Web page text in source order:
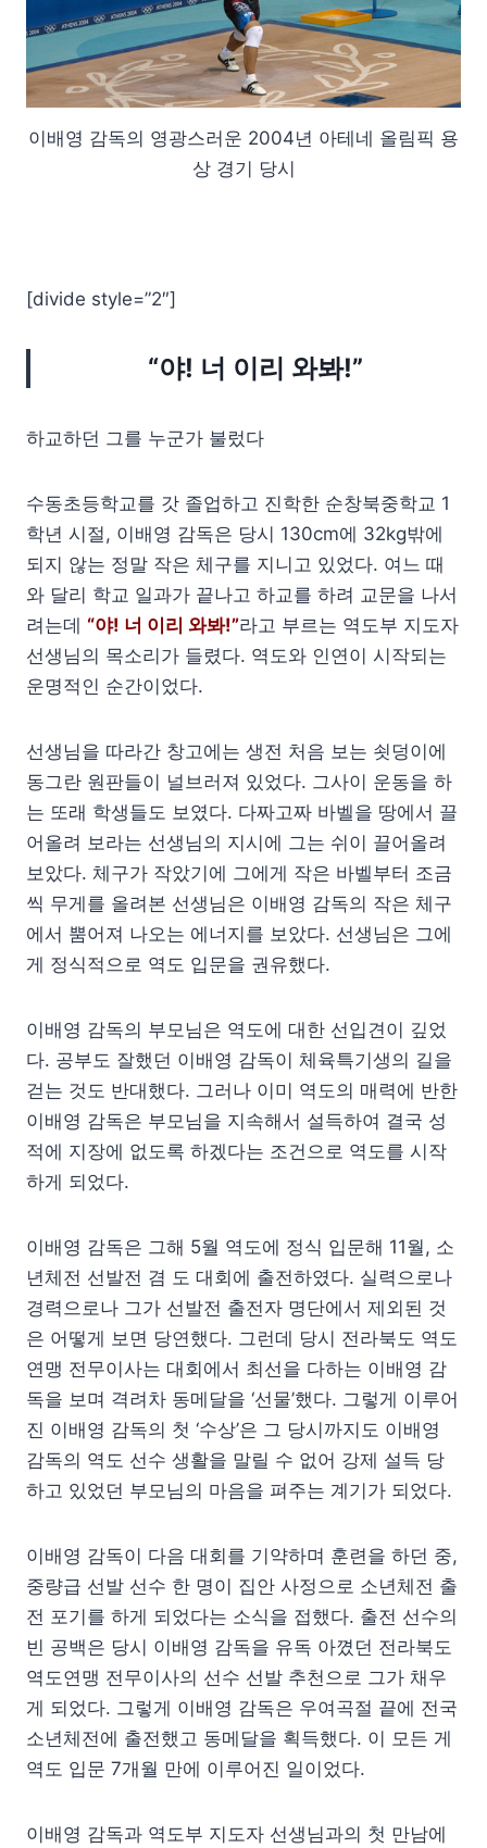
이배영 감독의 영광스러운 2004년 아테네 올림픽 용
상 경기 당시
[divide style=”2″]
“야! 너 이리 와봐!”
하교하던 그를 누군가 불렀다
수동초등학교를 갓 졸업하고 진학한 순창북중학교 1
학년 시절, 이배영 감독은 당시 130cm에 32kg밖에
되지 않는 정말 작은 체구를 지니고 있었다. 여느 때
와 달리 학교 일과가 끝나고 하교를 하려 교문을 나서
려는데 “야! 너 이리 와봐!”라고 부르는 역도부 지도자
선생님의 목소리가 들렸다. 역도와 인연이 시작되는
운명적인 순간이었다.
선생님을 따라간 창고에는 생전 처음 보는 쇳덩이에
동그란 원판들이 널브러져 있었다. 그사이 운동을 하
는 또래 학생들도 보였다. 다짜고짜 바벨을 땅에서 끌
어올려 보라는 선생님의 지시에 그는 쉬이 끌어올려
보았다. 체구가 작았기에 그에게 작은 바벨부터 조금
씩 무게를 올려본 선생님은 이배영 감독의 작은 체구
에서 뿜어져 나오는 에너지를 보았다. 선생님은 그에
게 정식적으로 역도 입문을 권유했다.
이배영 감독의 부모님은 역도에 대한 선입견이 깊었
다. 공부도 잘했던 이배영 감독이 체육특기생의 길을
걷는 것도 반대했다. 그러나 이미 역도의 매력에 반한
이배영 감독은 부모님을 지속해서 설득하여 결국 성
적에 지장에 없도록 하겠다는 조건으로 역도를 시작
하게 되었다.
이배영 감독은 그해 5월 역도에 정식 입문해 11월, 소
년체전 선발전 겸 도 대회에 출전하였다. 실력으로나
경력으로나 그가 선발전 출전자 명단에서 제외된 것
은 어떻게 보면 당연했다. 그런데 당시 전라북도 역도
연맹 전무이사는 대회에서 최선을 다하는 이배영 감
독을 보며 격려차 동메달을 ‘선물’했다. 그렇게 이루어
진 이배영 감독의 첫 ‘수상’은 그 당시까지도 이배영
감독의 역도 선수 생활을 말릴 수 없어 강제 설득 당
하고 있었던 부모님의 마음을 펴주는 계기가 되었다.
이배영 감독이 다음 대회를 기약하며 훈련을 하던 중,
중량급 선발 선수 한 명이 집안 사정으로 소년체전 출
전 포기를 하게 되었다는 소식을 접했다. 출전 선수의
빈 공백은 당시 이배영 감독을 유독 아꼈던 전라북도
역도연맹 전무이사의 선수 선발 추천으로 그가 채우
게 되었다. 그렇게 이배영 감독은 우여곡절 끝에 전국
소년체전에 출전했고 동메달을 획득했다. 이 모든 게
역도 입문 7개월 만에 이루어진 일이었다.
이배영 감독과 역도부 지도자 선생님과의 첫 만남에